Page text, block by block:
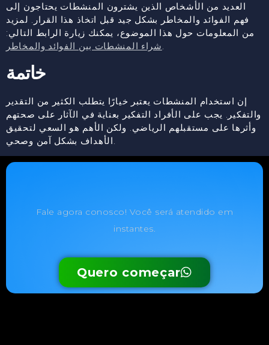
العديد من الأشخاص الذين يشترون المنشطات يحتاجون إلى
فهم الفوائد والمخاطر بشكل جيد قبل اتخاذ هذا القرار. لمزيد
من المعلومات حول هذا الموضوع، يمكنك زيارة الرابط التالي:
شراء المنشطات بين الفوائد والمخاطر.
خاتمة
إن استخدام المنشطات يعتبر خيارًا يتطلب الكثير من التقدير
والتفكير. يجب على الأفراد التفكير بعناية في الآثار على صحتهم
وأثرها على مستقبلهم الرياضي. ولكن الأهم هو السعي لتحقيق
Fale agora conosco! Você será atendido em
instantes.
Quero começar